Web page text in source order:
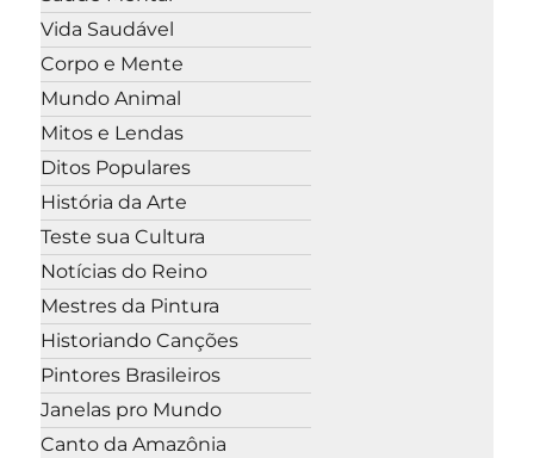
Vida Saudável
Corpo e Mente
Mundo Animal
Mitos e Lendas
Ditos Populares
História da Arte
Teste sua Cultura
Notícias do Reino
Mestres da Pintura
Historiando Canções
Pintores Brasileiros
Janelas pro Mundo
Canto da Amazônia